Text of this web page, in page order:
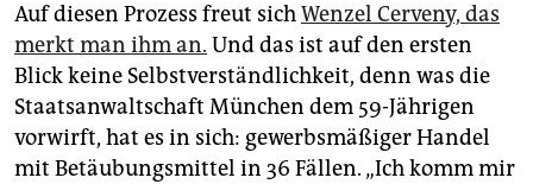
unterstützen
abo
genossenschaft
epaper login
Auf diesen Prozess freut sichWenzel Cerveny, das
merkt man ihm an. Und das ist auf den ersten
Blick keine Selbstverständlichkeit, denn was die
Staatsanwaltschaft München dem 59-Jährigen
vorwirft, hat es in sich: gewerbsmäßiger Handel
mit Betäubungsmittel in 36 Fällen. „Ich komm mir